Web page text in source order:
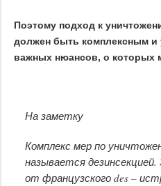
Поэтому подход к
должен быть комплексным
важных нюансов, о которых
На заметку
Комплекс мер по
называется
от французского des –